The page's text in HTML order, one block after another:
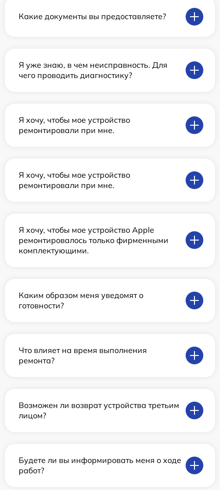
Какие документы вы предоставляете?
Я уже знаю, в чем неисправность. Для
чего проводить диагностику?
Я хочу, чтобы мое устройство
ремонтировали при мне.
Я хочу, чтобы мое устройство
ремонтировали при мне.
Я хочу, чтобы мое устройство Apple
ремонтировалось только фирменными
комплектующими.
Каким образом меня уведомят о
готовности?
Что влияет на время выполнения
ремонта?
Возможен ли возврат устройства третьим
лицом?
Будете ли вы информировать меня о ходе
работ?